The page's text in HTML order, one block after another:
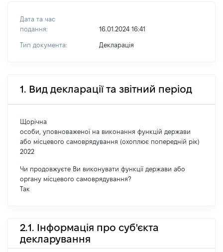
Дата та час
подання:
16.01.2024 16:41
Тип документа: Декларація
1. Вид декларації та звітний період
Щорічна
особи, уповноваженої на виконання функцій держави
або місцевого самоврядування (охоплює попередній рік)
2022
Чи продовжуєте Ви виконувати функції держави або
органу місцевого самоврядування?
Так
2.1. Інформація про суб'єкта
декларування